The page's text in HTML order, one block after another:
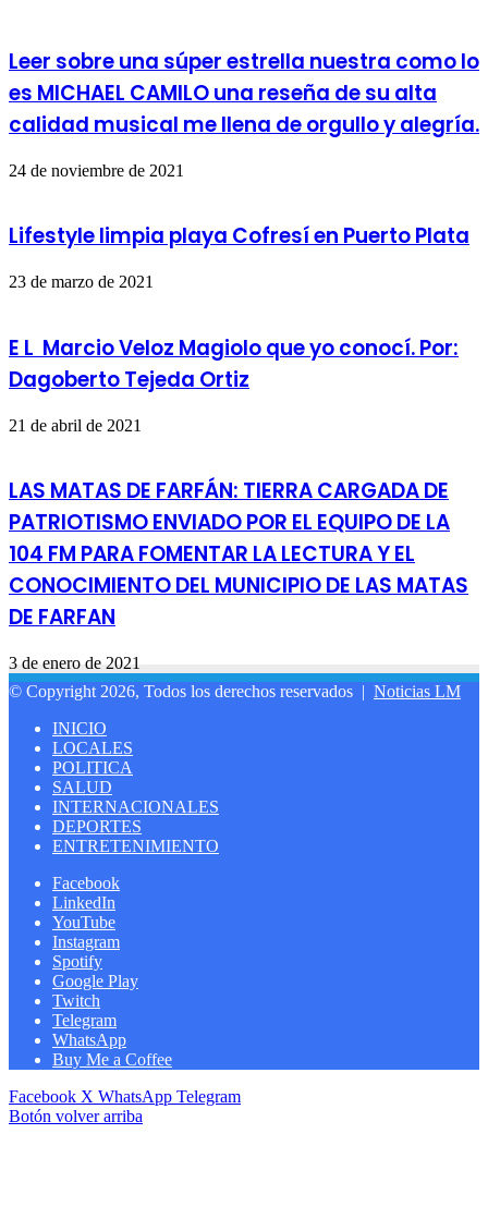
Leer sobre una súper estrella nuestra como lo
es MICHAEL CAMILO una reseña de su alta
calidad musical me llena de orgullo y alegría.
24 de noviembre de 2021
Lifestyle limpia playa Cofresí en Puerto Plata
23 de marzo de 2021
E L Marcio Veloz Magiolo que yo conocí. Por:
Dagoberto Tejeda Ortiz
21 de abril de 2021
LAS MATAS DE FARFÁN: TIERRA CARGADA DE
PATRIOTISMO ENVIADO POR EL EQUIPO DE LA
104 FM PARA FOMENTAR LA LECTURA Y EL
CONOCIMIENTO DEL MUNICIPIO DE LAS MATAS
DE FARFAN
3 de enero de 2021
© Copyright 2026, Todos los derechos reservados | Noticias LM
INICIO
LOCALES
POLITICA
SALUD
INTERNACIONALES
DEPORTES
ENTRETENIMIENTO
Facebook
LinkedIn
YouTube
Instagram
Spotify
Google Play
Twitch
Telegram
WhatsApp
Buy Me a Coffee
Facebook X WhatsApp Telegram
Botón volver arriba